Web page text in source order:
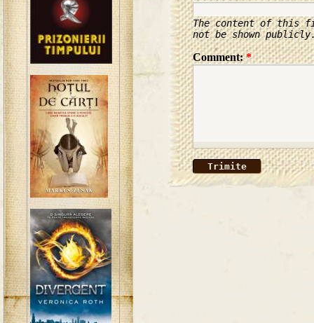
The content of this
not be shown
Comment:*